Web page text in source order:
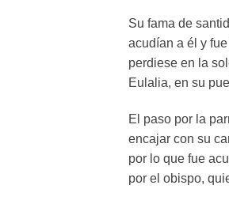
Su fama de
acudían a él y
perdiese en la
Eulalia, en su
El paso por la
encajar con su
por lo que fue
por el obispo,